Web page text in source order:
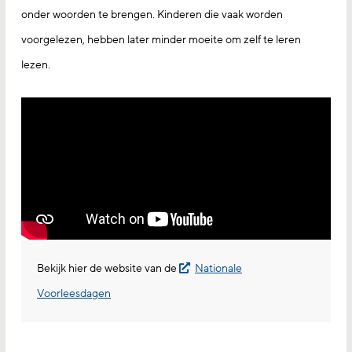
onder woorden te brengen. Kinderen die vaak worden
voorgelezen, hebben later minder moeite om zelf te leren
lezen.
Bekijk hier de website van de
Nationale
Voorleesdagen